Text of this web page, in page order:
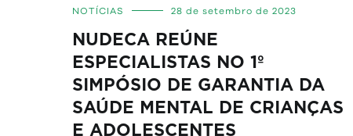
NOTÍCIAS 28 de setembro de 2023
NUDECA REÚNE
ESPECIALISTAS NO 1º
SIMPÓSIO DE GARANTIA DA
SAÚDE MENTAL DE CRIANÇAS
E ADOLESCENTES